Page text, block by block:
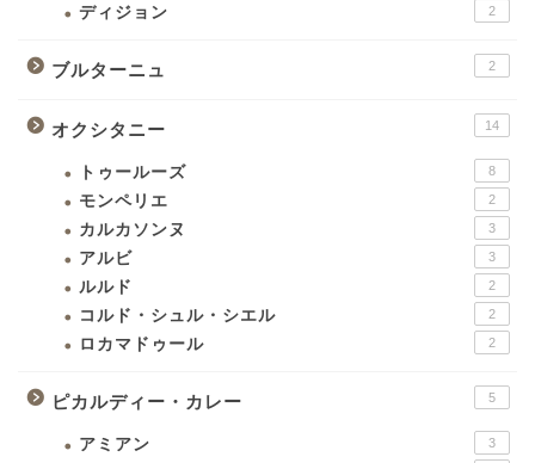
ディジョン 2
ブルターニュ 2
オクシタニー 14
トゥールーズ 8
モンペリエ 2
カルカソンヌ 3
アルビ 3
ルルド 2
コルド・シュル・シエル 2
ロカマドゥール 2
ピカルディー・カレー 5
アミアン 3